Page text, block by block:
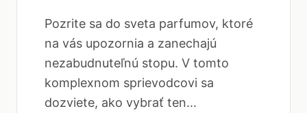
Pozrite sa do sveta parfumov, ktoré
na vás upozornia a zanechajú
nezabudnuteľnú stopu. V tomto
komplexnom sprievodcovi sa
dozviete, ako vybrať ten...